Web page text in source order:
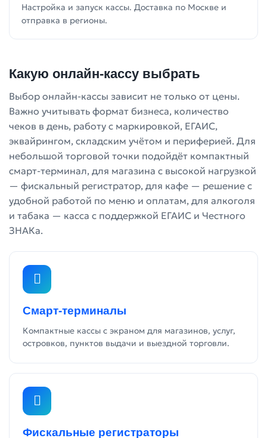
Настройка и запуск кассы. Доставка по Москве и
отправка в регионы.
Какую онлайн-кассу выбрать
Выбор онлайн-кассы зависит не только от цены.
Важно учитывать формат бизнеса, количество
чеков в день, работу с маркировкой, ЕГАИС,
эквайрингом, складским учётом и периферией. Для
небольшой торговой точки подойдёт компактный
смарт-терминал, для магазина с высокой нагрузкой
— фискальный регистратор, для кафе — решение с
удобной работой по меню и оплатам, для алкоголя
и табака — касса с поддержкой ЕГАИС и Честного
ЗНАКа.
Смарт-терминалы
Компактные кассы с экраном для магазинов, услуг,
островков, пунктов выдачи и выездной торговли.
Фискальные регистраторы